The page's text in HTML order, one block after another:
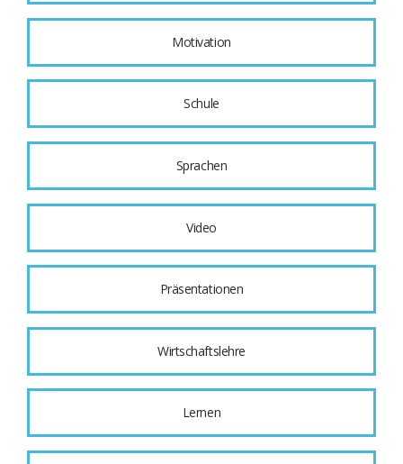
Motivation
Schule
Sprachen
Video
Präsentationen
Wirtschaftslehre
Lernen